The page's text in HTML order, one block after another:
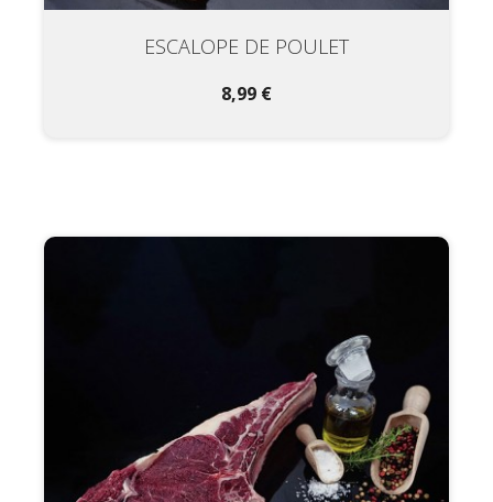
ESCALOPE DE POULET
8,99 €